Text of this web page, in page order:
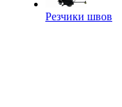
Резчики швов